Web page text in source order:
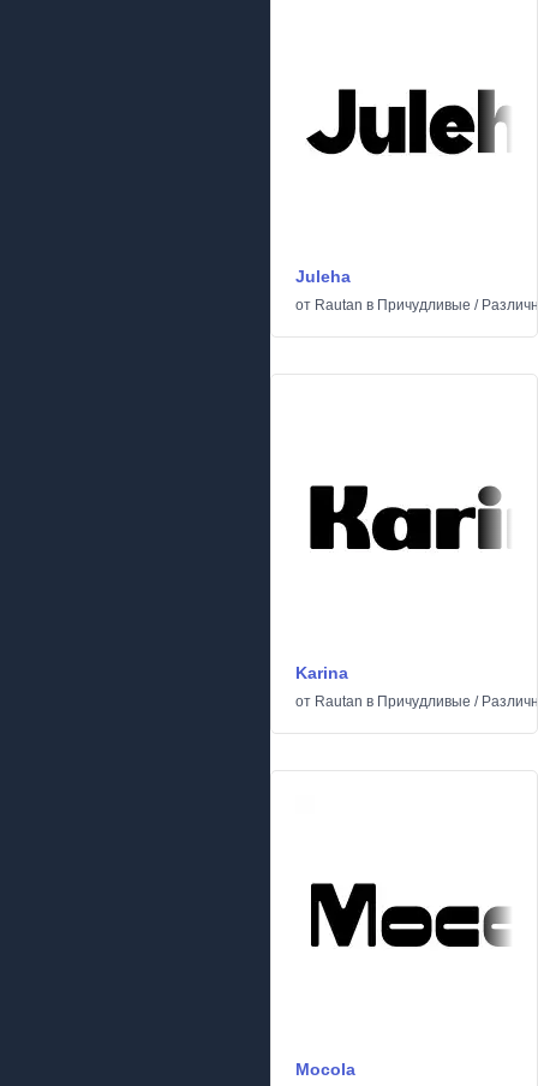
Juleha
от Rautan в Причудливые /
Karina
от Rautan в Причудливые /
Mocola